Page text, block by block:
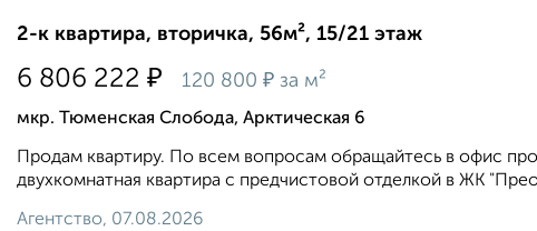
2-к квартира, вторичка, 56м², 15/21 этаж
6 806 222 ₽ 120 800 ₽ за м²
мкр. Тюменская Слобода, Арктическая 6
Продам квартиру. По всем вопросам обращайтесь в офис
двухкомнатная квартира с предчистовой отделкой в ЖК
Агентство, 07.08.2026